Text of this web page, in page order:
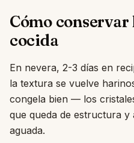
Cómo conservar
cocida
En nevera, 2-3 días en
la textura se vuelve
congela bien — los
que queda de estructura y
aguada.